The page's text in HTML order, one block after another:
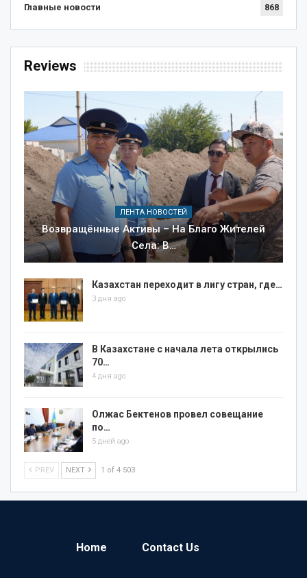
Главные новости 868
Reviews
ЛЕНТА НОВОСТЕЙ
Возвращённые Активы – На Благо Жителей
Села: В…
Казахстан переходит в лигу стран, где…
3 дня ago
В Казахстане с начала лета открылись
70…
4 дня ago
Олжас Бектенов провел совещание
по…
5 дней ago
PREV NEXT 1 of 4 503
Home Contact Us